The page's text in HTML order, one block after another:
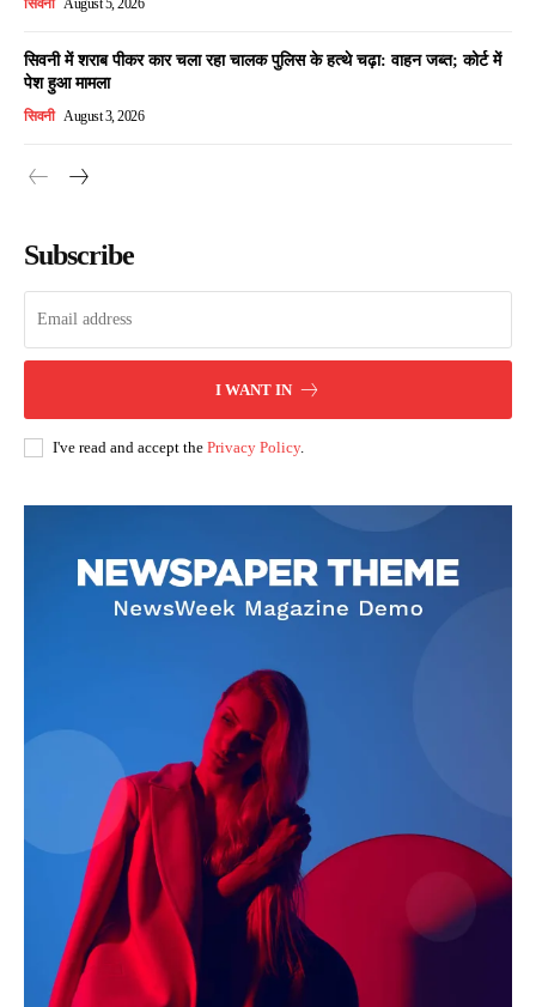
सिवनी August 5, 2026
सिवनी में शराब पीकर कार चला रहा चालक पुलिस के हत्थे चढ़ा: वाहन जब्त; कोर्ट में
पेश हुआ मामला
सिवनी August 3, 2026
Subscribe
I WANT IN
I've read and accept the Privacy Policy.